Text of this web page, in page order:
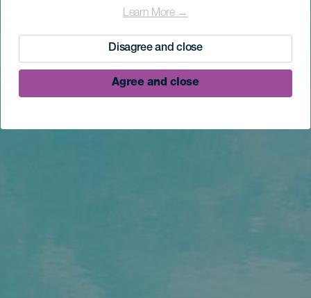
Learn More →
Disagree and close
Agree and close